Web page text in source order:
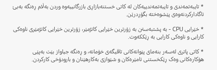
* تایبەتمەندی و تایبەتمەندییەکان لە کاتی خستنەبازاڕی بازرگانییەوە وردن بەڵام ڕەنگە بەبێ
ئاگادارکردنەوەی پێشوەختە بگۆڕدرێن.
* خێرایی CPU - بە پشتبەستن بە زۆرترین خێرایی کاتژمێر، زۆرترین خێرایی کاتژمێری ناوەکی
کارایی و ناوەکی کارایی بە ڕێککەوت.
* کاتی پاتری لەسەر بنەمای پێوانەکانی تاقیگەی خۆمانە، و ڕەنگە جیاواز بێت بەپێی
هۆکارەکانی وەک ڕێکخستنی ئامێرەکان و شێوازی بەکارهێنان و بارودۆخی کارکردن.